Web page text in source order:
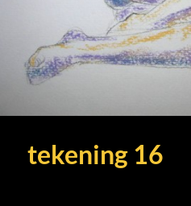
tekening 16